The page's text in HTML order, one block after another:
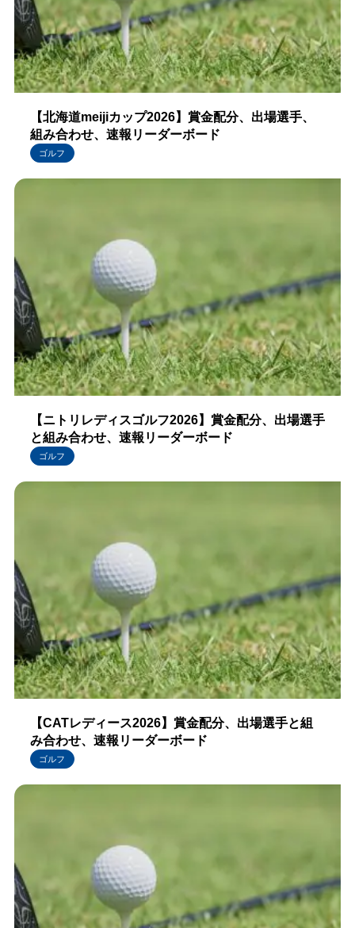
【北海道meijiカップ2026】賞金配分、出場選手、
組み合わせ、速報リーダーボード
ゴルフ
【ニトリレディスゴルフ2026】賞金配分、出場選手
と組み合わせ、速報リーダーボード
ゴルフ
【CATレディース2026】賞金配分、出場選手と組
み合わせ、速報リーダーボード
ゴルフ